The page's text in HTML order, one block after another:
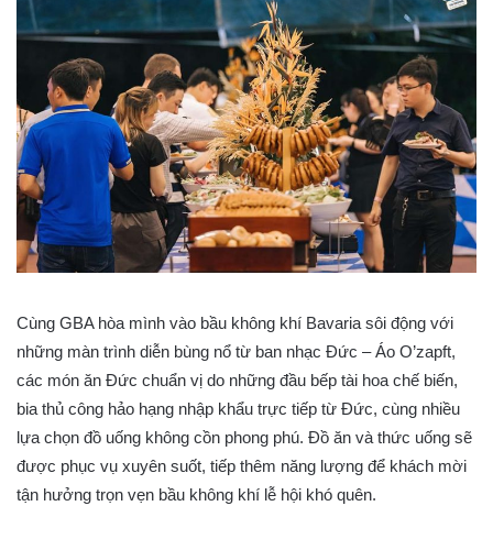
Cùng GBA hòa mình vào bầu không khí Bavaria sôi động với
những màn trình diễn bùng nổ từ ban nhạc Đức – Áo O’zapft,
các món ăn Đức chuẩn vị do những đầu bếp tài hoa chế biến,
bia thủ công hảo hạng nhập khẩu trực tiếp từ Đức, cùng nhiều
lựa chọn đồ uống không cồn phong phú. Đồ ăn và thức uống sẽ
được phục vụ xuyên suốt, tiếp thêm năng lượng để khách mời
tận hưởng trọn vẹn bầu không khí lễ hội khó quên.